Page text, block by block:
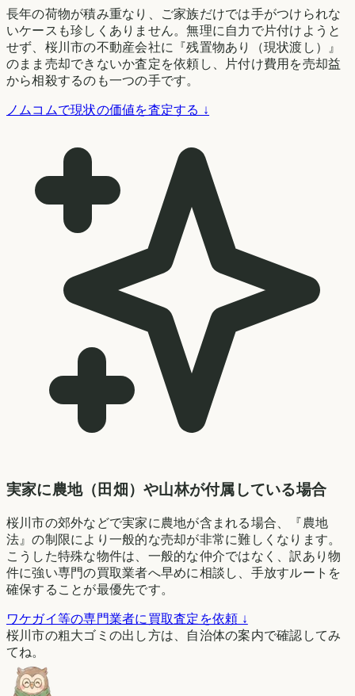
長年の荷物が積み重なり、ご家族だけでは手がつけられな
いケースも珍しくありません。無理に自力で片付けようと
せず、桜川市の不動産会社に『残置物あり（現状渡し）』
のまま売却できないか査定を依頼し、片付け費用を売却益
から相殺するのも一つの手です。
ノムコムで現状の価値を査定する ↓
実家に農地（田畑）や山林が付属している場合
桜川市の郊外などで実家に農地が含まれる場合、『農地
法』の制限により一般的な売却が非常に難しくなります。
こうした特殊な物件は、一般的な仲介ではなく、訳あり物
件に強い専門の買取業者へ早めに相談し、手放すルートを
確保することが最優先です。
ワケガイ等の専門業者に買取査定を依頼 ↓
桜川市の粗大ゴミの出し方は、自治体の案内で確認してみ
てね。